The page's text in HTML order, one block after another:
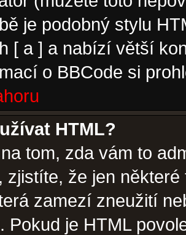
je podobný stylu
[ a ] a nabízí větší
o BBCode si
HTML?
tom, zda vám to
zjistíte, že jen
zamezí zneužití
Pokud je HTML